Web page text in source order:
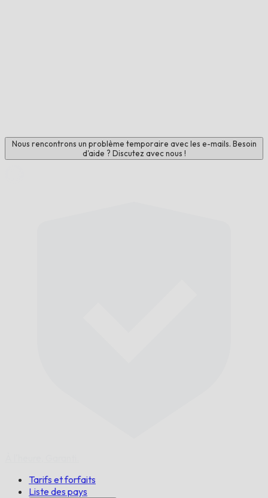
Nous rencontrons un problème temporaire avec les e-mails. Besoin
d'aide ? Discutez avec nous !
Tarifs et forfaits
Liste des pays